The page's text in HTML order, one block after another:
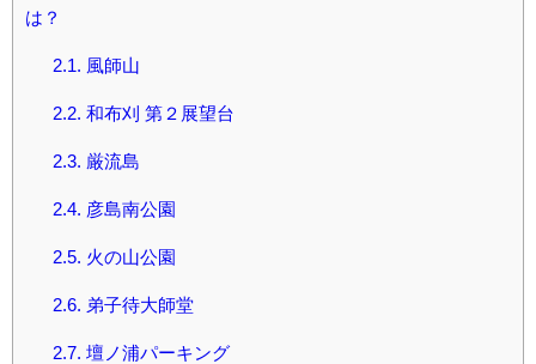
は？
2.1. 風師山
2.2. 和布刈 第２展望台
2.3. 厳流島
2.4. 彦島南公園
2.5. 火の山公園
2.6. 弟子待大師堂
2.7. 壇ノ浦パーキング